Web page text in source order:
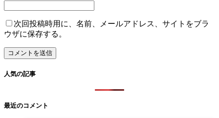
次回投稿時用に、名前、メールアドレス、サイトをブラ
ウザに保存する。
人気の記事
最近のコメント